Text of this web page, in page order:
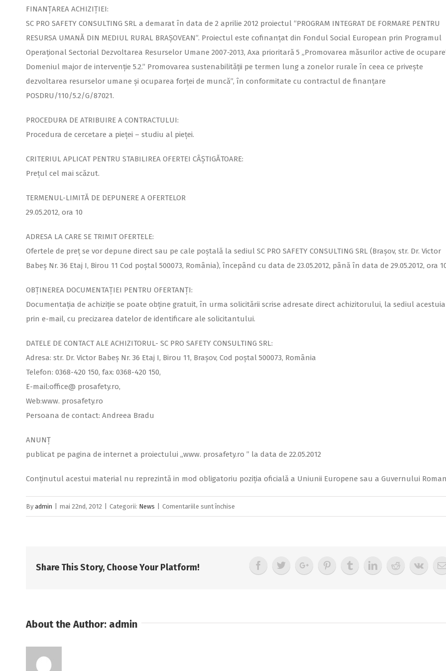
FINANȚAREA ACHIZIȚIEI:
SC PRO SAFETY CONSULTING SRL a demarat în data de 2 aprilie 2012 proiectul “PROGRAM INTEGRAT DE FORMARE PENTRU
RESURSA UMANĂ DIN MEDIUL RURAL BRAȘOVEAN”. Proiectul este cofinanțat din Fondul Social European prin Programul
Operațional Sectorial Dezvoltarea Resurselor Umane 2007-2013, Axa prioritară 5 „Promovarea măsurilor active de
Domeniul major de intervenţie 5.2.” Promovarea sustenabilităţii pe termen lung a zonelor rurale în ceea ce priveşte
dezvoltarea resurselor umane şi ocuparea forţei de muncă”, în conformitate cu contractul de finanțare
POSDRU/110/5.2/G/87021.
PROCEDURA DE ATRIBUIRE A CONTRACTULUI:
Procedura de cercetare a pieței – studiu al pieței.
CRITERIUL APLICAT PENTRU STABILIREA OFERTEI CÂȘTIGĂTOARE:
Prețul cel mai scăzut.
TERMENUL-LIMITĂ DE DEPUNERE A OFERTELOR
29.05.2012, ora 10
ADRESA LA CARE SE TRIMIT OFERTELE:
Ofertele de preț se vor depune direct sau pe cale poștală la sediul SC PRO SAFETY CONSULTING SRL (Brașov, str. Dr. Victor
Babeș Nr. 36 Etaj I, Birou 11 Cod poștal 500073, România), începând cu data de 23.05.2012, până în data de 29.05.2012, ora
OBȚINEREA DOCUMENTAȚIEI PENTRU OFERTANȚI:
Documentaţia de achiziţie se poate obţine gratuit, în urma solicitării scrise adresate direct achizitorului, la sediul
prin e-mail, cu precizarea datelor de identificare ale solicitantului.
DATELE DE CONTACT ALE ACHIZITORUL- SC PRO SAFETY CONSULTING SRL:
Adresa: str. Dr. Victor Babeș Nr. 36 Etaj I, Birou 11, Brașov, Cod poștal 500073, România
Telefon: 0368-420 150, fax: 0368-420 150,
E-mail:office@ prosafety.ro,
Web:www. prosafety.ro
Persoana de contact: Andreea Bradu
ANUNŢ
publicat pe pagina de internet a proiectului „www. prosafety.ro ” la data de 22.05.2012
Conținutul acestui material nu reprezintă in mod obligatoriu poziția oficială a Uniunii Europene sau a Guvernului
By admin mai 22nd, 2012 Categorii: News Comentariile sunt închise
ATRIBUIREA
ECHIPAMENTE
Share This Story, Choose Your Platform!
About the Author: admin